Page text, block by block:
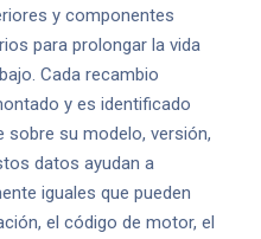
y componentes
para prolongar la vida
Cada recambio
y es identificado
su modelo, versión,
datos ayudan a
iguales que pueden
el código de motor, el